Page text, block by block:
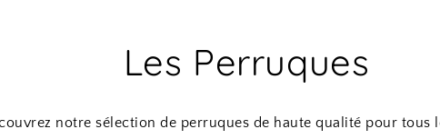
Les Perruques
notre sélection de perruques de haute qualité pour tous